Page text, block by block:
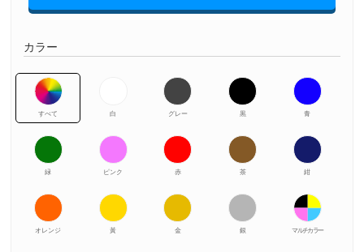
カラー
すべて 白 グレー 黒 青
緑 ピンク 赤 茶 紺
オレンジ 黃 金 銀 マルチカラー